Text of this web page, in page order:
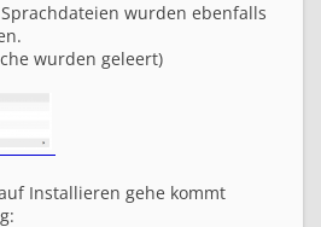
wurden ebenfalls
wurden geleert)
Installieren gehe kommt